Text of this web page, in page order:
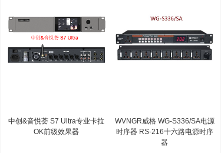
中创&音悦荟 S7 Ultra专业卡拉
OK前级效果器
WVNGR威格 WG-S336/SA电源
时序器 RS-216十六路电源时序
器